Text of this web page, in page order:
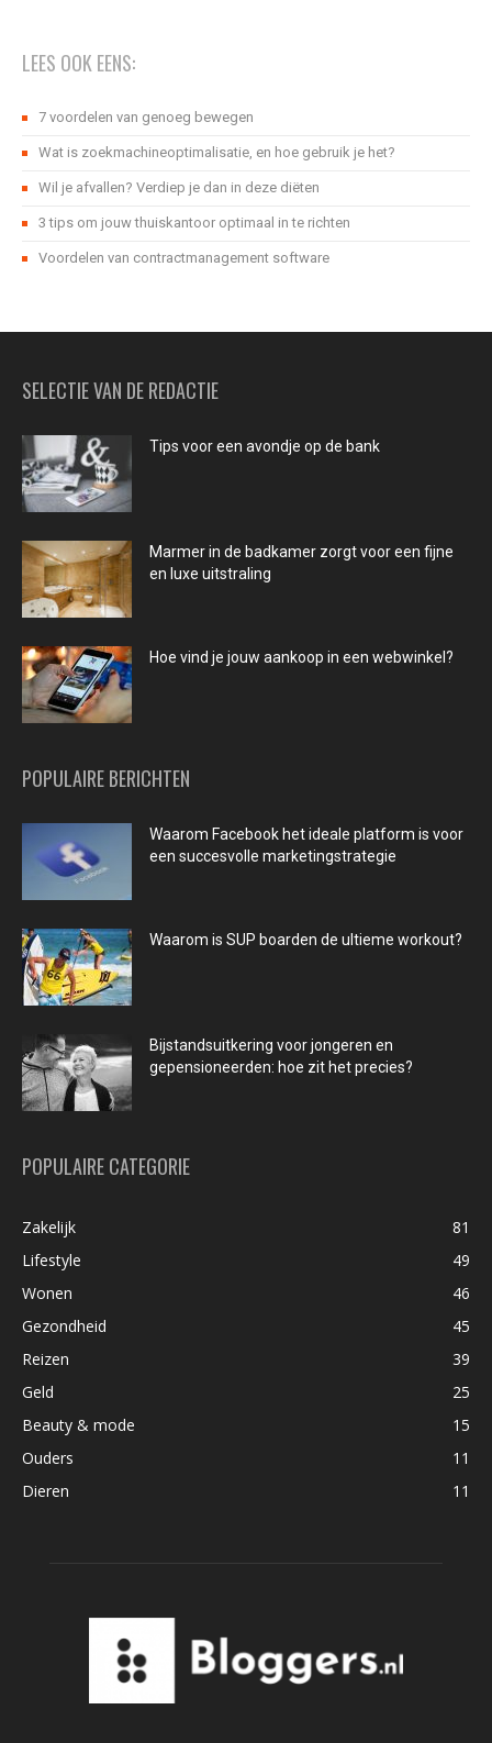
LEES OOK EENS:
7 voordelen van genoeg bewegen
Wat is zoekmachineoptimalisatie, en hoe gebruik je het?
Wil je afvallen? Verdiep je dan in deze diëten
3 tips om jouw thuiskantoor optimaal in te richten
Voordelen van contractmanagement software
SELECTIE VAN DE REDACTIE
Tips voor een avondje op de bank
Marmer in de badkamer zorgt voor een fijne
en luxe uitstraling
Hoe vind je jouw aankoop in een webwinkel?
POPULAIRE BERICHTEN
Waarom Facebook het ideale platform is voor
een succesvolle marketingstrategie
Waarom is SUP boarden de ultieme workout?
Bijstandsuitkering voor jongeren en
gepensioneerden: hoe zit het precies?
POPULAIRE CATEGORIE
Zakelijk
81
Lifestyle
49
Wonen
46
Gezondheid
45
Reizen
39
Geld
25
Beauty & mode
15
Ouders
11
Dieren
11